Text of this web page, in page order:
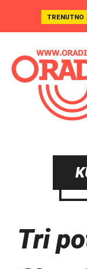
TRENUTNO
Tri